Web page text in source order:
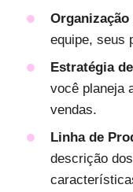
Organização
equipe, seus
Estratégia
você planeja
vendas.
Linha de
descrição